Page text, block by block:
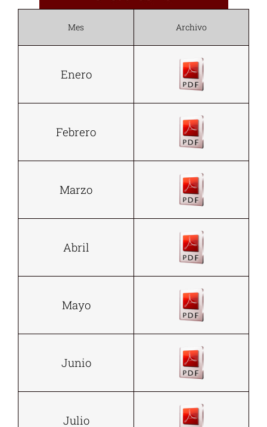
Mes Archivo
Enero
Febrero
Marzo
Abril
Mayo
Junio
Julio